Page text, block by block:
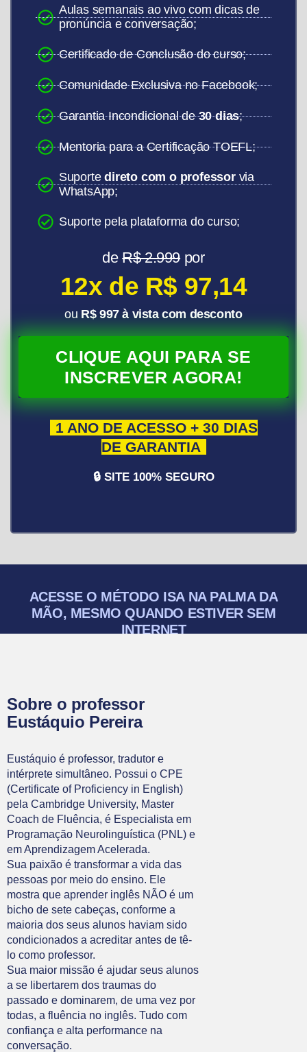
Aulas semanais ao vivo com dicas de
pronúncia e conversação;
Certificado de Conclusão do curso;
Comunidade Exclusiva no Facebook;
Garantia Incondicional de30 dias;
Mentoria para a Certificação TOEFL;
Suportedireto com o professorvia
WhatsApp;
Suporte pela plataforma do curso;
deR$ 2.999por
12x de R$ 97,14
ou R$ 997 à vista com desconto
CLIQUE AQUI PARA SE
INSCREVER AGORA!
1 ANO DE ACESSO + 30 DIAS
DE GARANTIA
🔒 SITE 100% SEGURO
ACESSE O MÉTODO ISA NA PALMA DA
MÃO, MESMO QUANDO ESTIVER SEM
INTERNET
Sobre o professor
Eustáquio Pereira
Eustáquio é professor, tradutor e
intérprete simultâneo. Possui o CPE
(Certificate of Proficiency in English)
pela Cambridge University, Master
Coach de Fluência, é Especialista em
Programação Neurolinguística (PNL) e
em Aprendizagem Acelerada.
Sua paixão é transformar a vida das
pessoas por meio do ensino. Ele
mostra que aprender inglês NÃO é um
bicho de sete cabeças, conforme a
maioria dos seus alunos haviam sido
condicionados a acreditar antes de tê-
lo como professor.
Sua maior missão é ajudar seus alunos
a se libertarem dos traumas do
passado e dominarem, de uma vez por
todas, a fluência no inglês. Tudo com
confiança e alta performance na
conversação.